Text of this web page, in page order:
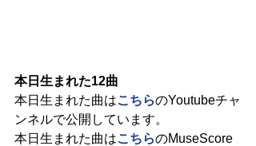
本日生まれた12曲
本日生まれた曲はこちらのYoutubeチャ
ンネルで公開しています。
本日生まれた曲はこちらのMuseScore